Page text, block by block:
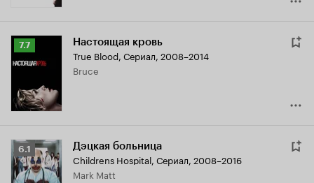
Рейтинг
Кинопоиска
7.7 Настоящая кровь
True Blood, Сериал, 2008–2014
Bruce
Рейтинг
Кинопоиска
6.1
6.1 Дэцкая больница
Childrens Hospital, Сериал, 2008–2016
Mark Matt